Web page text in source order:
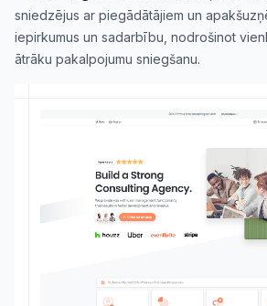
sniedzējus ar piegādātājiem un
iepirkumus un sadarbību, nodrošinot
ātrāku pakalpojumu sniegšanu.